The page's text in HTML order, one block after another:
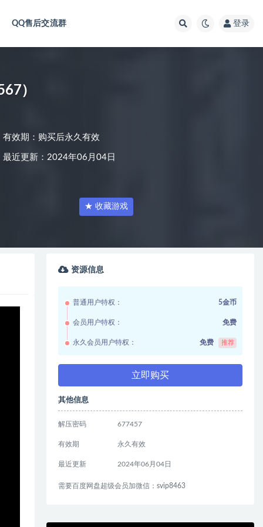
QQ售后交流群 登录
）
有效期：购买后永久有效
最近更新：2024年06月04日
★ 收藏游戏
资源信息
普通用户特权： 5金币
会员用户特权： 免费
永久会员用户特权： 免费 推荐
立即购买
其他信息
解压密码 677457
有效期 永久有效
最近更新 2024年06月04日
需要百度网盘超级会员加微信：svip8463